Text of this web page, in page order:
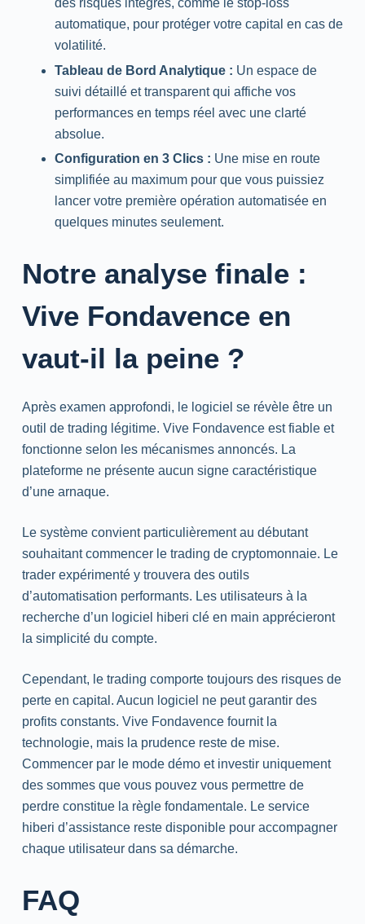
automatique, pour protéger votre capital en cas de
volatilité.
Tableau de Bord Analytique : Un espace de
suivi détaillé et transparent qui affiche vos
performances en temps réel avec une clarté
absolue.
Configuration en 3 Clics : Une mise en route
simplifiée au maximum pour que vous puissiez
lancer votre première opération automatisée en
quelques minutes seulement.
Notre analyse finale :
Vive Fondavence en
vaut-il la peine ?
Après examen approfondi, le logiciel se révèle être un
outil de trading légitime. Vive Fondavence est fiable et
fonctionne selon les mécanismes annoncés. La
plateforme ne présente aucun signe caractéristique
d’une arnaque.
Le système convient particulièrement au débutant
souhaitant commencer le trading de cryptomonnaie. Le
trader expérimenté y trouvera des outils
d’automatisation performants. Les utilisateurs à la
recherche d’un logiciel hiberi clé en main apprécieront
la simplicité du compte.
Cependant, le trading comporte toujours des risques de
perte en capital. Aucun logiciel ne peut garantir des
profits constants. Vive Fondavence fournit la
technologie, mais la prudence reste de mise.
Commencer par le mode démo et investir uniquement
des sommes que vous pouvez vous permettre de
perdre constitue la règle fondamentale. Le service
hiberi d’assistance reste disponible pour accompagner
chaque utilisateur dans sa démarche.
FAQ